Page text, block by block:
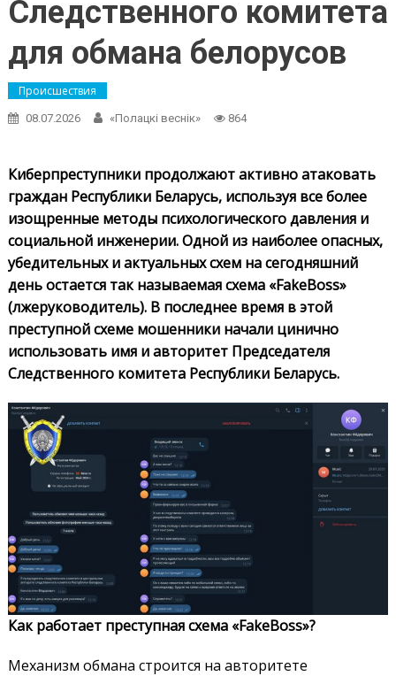
Следственного комитета
для обмана белорусов
Происшествия
08.07.2026 «Полацкі веснік» 864
Киберпреступники продолжают активно атаковать
граждан Республики Беларусь, используя все более
изощренные методы психологического давления и
социальной инженерии. Одной из наиболее опасных,
убедительных и актуальных схем на сегодняшний
день остается так называемая схема «FakeBoss»
(лжеруководитель). В последнее время в этой
преступной схеме мошенники начали цинично
использовать имя и авторитет Председателя
Следственного комитета Республики Беларусь.
Как работает преступная схема «FakeBoss»?
Механизм обмана строится на авторитете